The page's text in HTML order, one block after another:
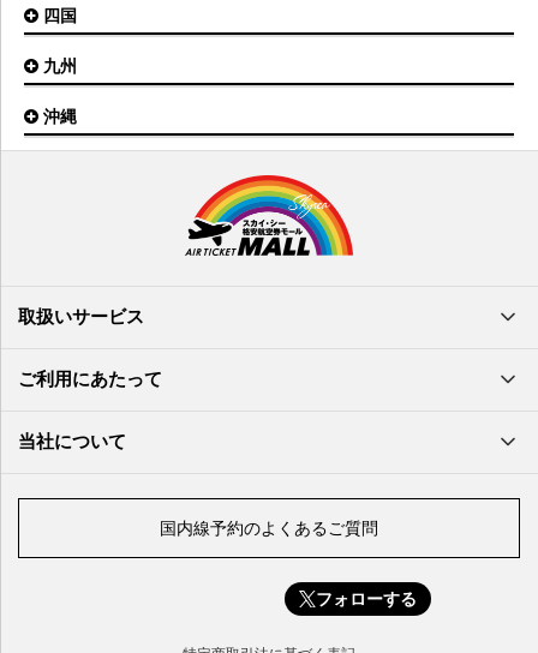
利尻空港
神戸空港
南紀白浜空港
但馬空港
広島空港
山口宇部空港
出雲空港
米子空港
四国
松山空港
徳島空港
九州
福岡空港
鹿児島空港
北九州空港
奄美大島空港
徳之島空港
喜界島空港
沖縄
南大東空港
多良間空港
取扱いサービス
ご利用にあたって
当社について
国内線予約のよくあるご質問
フォローする